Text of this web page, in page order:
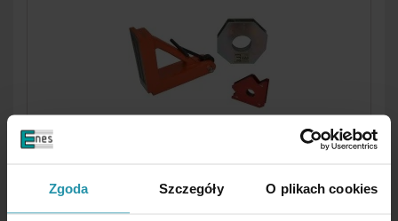
Zgoda Szczegóły O plikach cookies
MAGNETID KEEVITAJA JAOKS